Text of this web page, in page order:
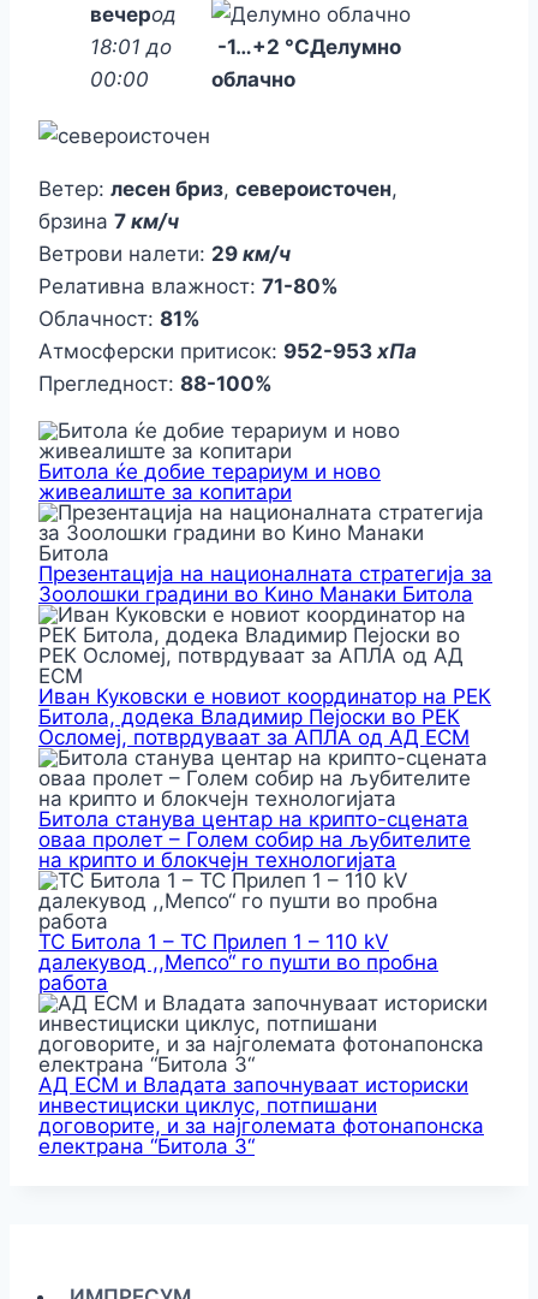
вечерод
18:01 до
00:00
-1…+2 °CДелумно
облачно
Ветер: лесен бриз, североисточен,
брзина 7 км/ч
Ветрови налети: 29 км/ч
Релативна влажност: 71-80%
Облачност: 81%
Атмосферски притисок: 952-953 хПа
Прегледност: 88-100%
Битола ќе добие терариум и ново
живеалиште за копитари
Презентација на националната стратегија за
Зоолошки градини во Кино Манаки Битола
Иван Куковски е новиот координатор на РЕК
Битола, додека Владимир Пејоски во РЕК
Осломеј, потврдуваат за АПЛА од АД ЕСМ
Битола станува центар на крипто-сцената
оваа пролет – Голем собир на љубителите
на крипто и блокчејн технологијата
ТС Битола 1 – ТС Прилеп 1 – 110 kV
далекувод ,,Мепсо“ го пушти во пробна
работа
АД ЕСМ и Владата започнуваат историски
инвестициски циклус, потпишани
договорите, и за најголемата фотонапонска
електрана “Битола 3“